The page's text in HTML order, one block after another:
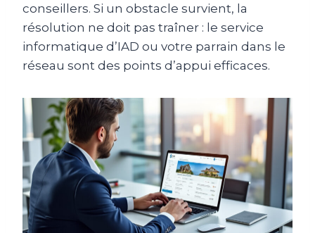
conseillers. Si un obstacle survient, la
résolution ne doit pas traîner : le service
informatique d’IAD ou votre parrain dans le
réseau sont des points d’appui efficaces.